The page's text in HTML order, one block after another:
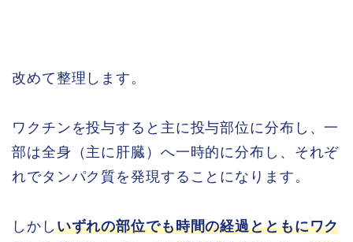
改めて整理します。
ワクチンを投与すると主に投与部位に分布し、一
部は全身（主に肝臓）へ一時的に分布し、それぞ
れでタンパク質を発現することになります。
しかし いずれの部位でも時間の経過とともにワク